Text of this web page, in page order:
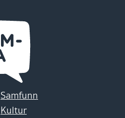
Samfunn
Kultur